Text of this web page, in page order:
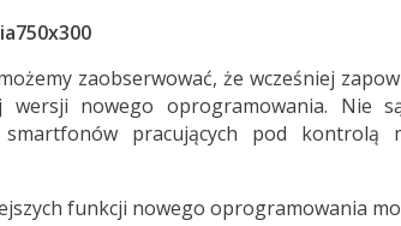
zaobserwować, że wcześniej
wersji nowego oprogramowania. Nie
smartfonów pracujących pod
funkcji nowego oprogramowania